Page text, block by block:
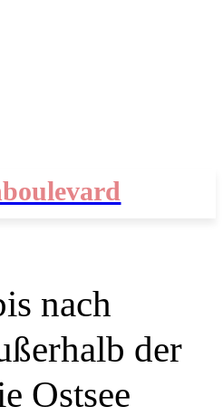
nach
der
Ostsee